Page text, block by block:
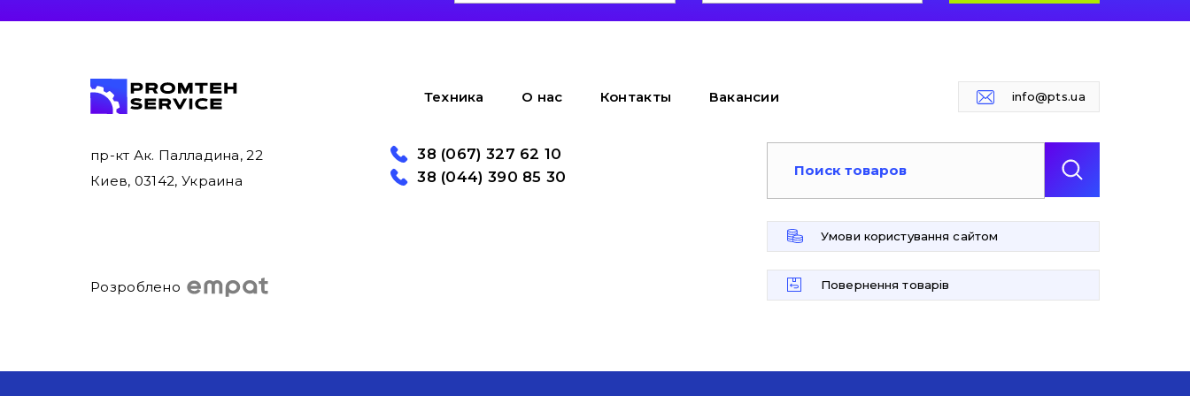
Техника О нас Контакты Вакансии info@pts.ua
пр-кт Ак. Палладина, 22
Киев, 03142, Украина
Розроблено
38 (067) 327 62 10
38 (044) 390 85 30
Умови користування сайтом
Повернення товарів